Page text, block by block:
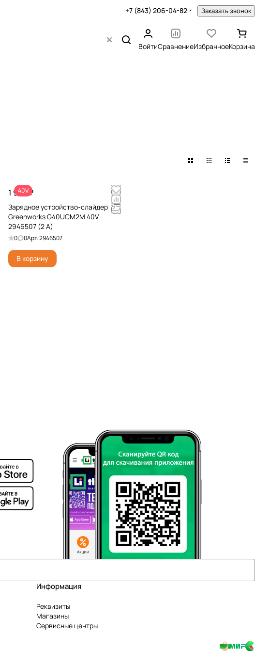
+7 (843) 206-04-82 Заказать звонок
ВойтиСравнениеИзбранноеКорзина
40V
1 990 ₽
Зарядное устройство-слайдер
Greenworks G40UCM2M 40V
2946507 (2 A)
0 0Арт.2946507
В корзину
Информация
Реквизиты
Магазины
Сервисные центры